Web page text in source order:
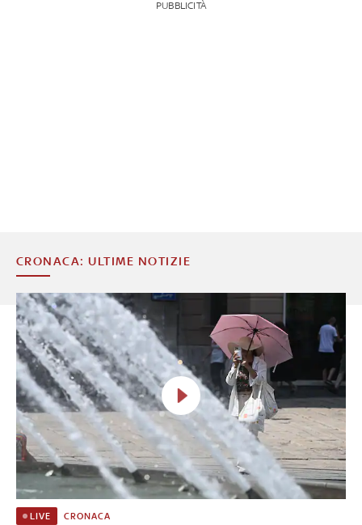
PUBBLICITÀ
CRONACA: ULTIME NOTIZIE
LIVE CRONACA